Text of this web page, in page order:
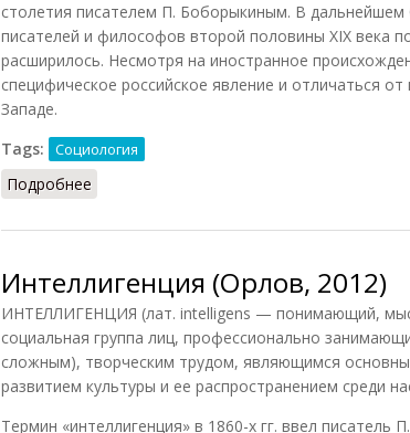
столетия писателем П. Боборыкиным. В дальнейшем
писателей и философов второй половины XIX века
расширилось. Несмотря на иностранное
специфическое российское явление и отличаться
Западе.
Tags:
Социология
Подробнее
Интеллигенция (Орлов, 2012)
ИНТЕЛЛИГЕНЦИЯ (лат. intelligens — понимающий,
социальная группа лиц, профессионально
сложным), творческим трудом, являющимся
развитием культуры и ее распространением среди
Термин «интеллигенция» в 1860-х гг. ввел писатель